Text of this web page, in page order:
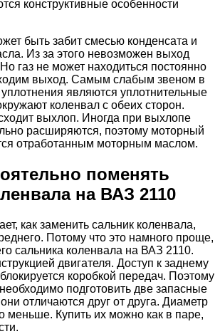
конструктивные особенности
быть забит смесью конденсата и
Из за этого невозможен выход
газ не может находиться постоянно
выход. Самым слабым звеном в
уплотнения являются уплотнительные
коленвал с обеих сторон.
выхлоп. Иногда при выхлопе
расширяются, поэтому моторный
отработанным моторным маслом.
поменять
на ВАЗ 2110
как заменить сальник коленвала,
Потому что это намного проще,
сальника коленвала на ВАЗ 2110.
двигателя. Доступ к заднему
коробкой передач. Поэтому
подготовить две запасные
отличаются друг от друга. Диаметр
меньше. Купить их можно как в паре,